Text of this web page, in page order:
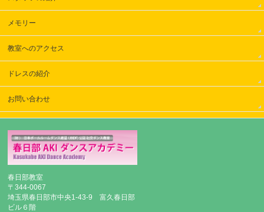
メモリー
教室へのアクセス
ドレスの紹介
お問い合わせ
春日部教室
〒344-0067
埼玉県春日部市中央1-43-9 富久春日部
ビル６階